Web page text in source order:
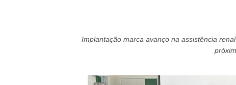
Implantação marca avanço na assistência